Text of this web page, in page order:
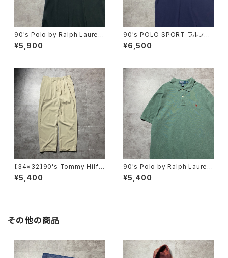
90's Polo by Ralph Lauren
ポロバイラルフローレン 刺繍
ワンポイント ポニー ブラッ
¥5,900
90's POLO SPORT ラルフロ
ーレン ポロスポーツ ハーフ
ジップ 刺繍ワンポイント 鹿
¥6,500
【34×32】90's Tommy Hilfi
ger トミーヒルフィガー ジッパ
ーフライ 2タック ベージュ
¥5,400
90's Polo by Ralph Lauren
ポロバイラルフローレン 刺繍
ワンポイント ポニー グリー
¥5,400
その他の商品